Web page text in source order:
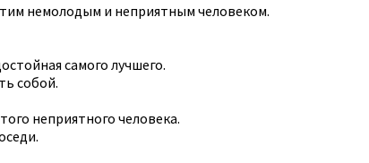
немолодым и неприятным человеком.
самого лучшего.
собой.
неприятного человека.